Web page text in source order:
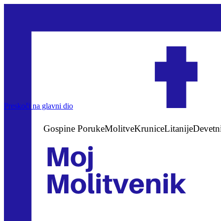
Preskoči na glavni dio
Gospine PorukeMolitveKruniceLitanije